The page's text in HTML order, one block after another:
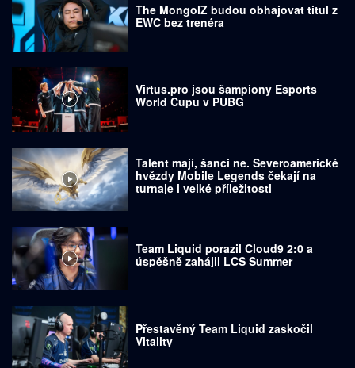
The MongolZ budou obhajovat titul z
EWC bez trenéra
Virtus.pro jsou šampiony Esports
World Cupu v PUBG
Talent mají, šanci ne. Severoamerické
hvězdy Mobile Legends čekají na
turnaje i velké příležitosti
Team Liquid porazil Cloud9 2:0 a
úspěšně zahájil LCS Summer
Přestavěný Team Liquid zaskočil
Vitality